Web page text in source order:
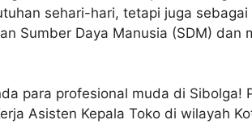
sehari-hari, tetapi juga
Sumber Daya Manusia (SDM) dan
para profesional muda di Sibolga!
Asisten Kepala Toko di wilayah